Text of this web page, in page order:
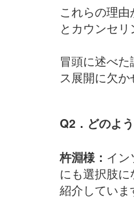
これらの理
とカウンセ
冒頭に述べ
ス展開に欠か
Q2．どのよ
杵淵様： イ
にも選択肢
紹介していま